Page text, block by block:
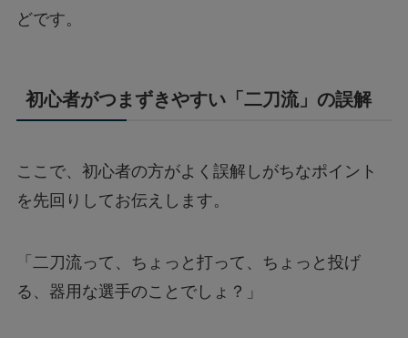
どです。
初心者がつまずきやすい「二刀流」の誤解
ここで、初心者の方がよく誤解しがちなポイント
を先回りしてお伝えします。
「二刀流って、ちょっと打って、ちょっと投げ
る、器用な選手のことでしょ？」